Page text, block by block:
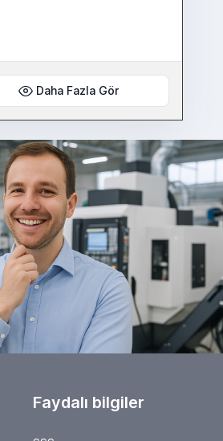
Daha Fazla Gör
Faydalı bilgiler